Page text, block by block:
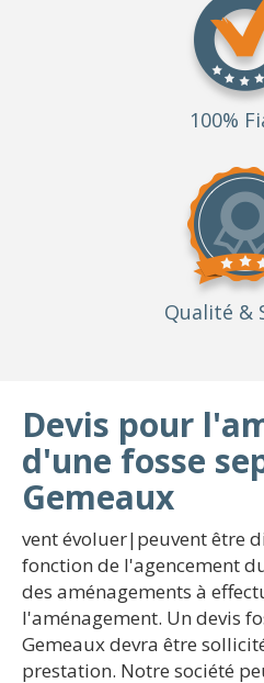
100%
Qualité &
Devis pour
d'une fosse
Gemeaux
vent évoluer|peuvent être
fonction de l'agencement
des aménagements à
l'aménagement. Un devis
Gemeaux devra être
prestation. Notre société